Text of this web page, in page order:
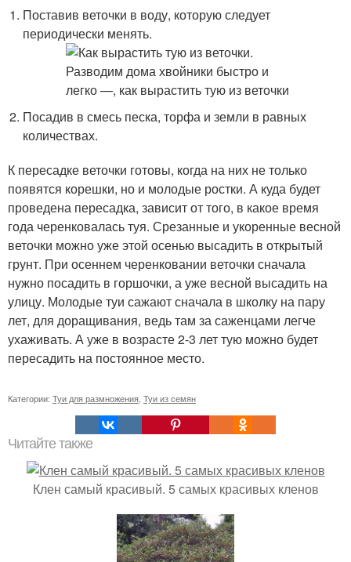
Поставив веточки в воду, которую следует
периодически менять.
Посадив в смесь песка, торфа и земли в равных
количествах.
К пересадке веточки готовы, когда на них не только
появятся корешки, но и молодые ростки. А куда будет
проведена пересадка, зависит от того, в какое время
года черенковалась туя. Срезанные и укоренные весной
веточки можно уже этой осенью высадить в открытый
грунт. При осеннем черенковании веточки сначала
нужно посадить в горшочки, а уже весной высадить на
улицу. Молодые туи сажают сначала в школку на пару
лет, для доращивания, ведь там за саженцами легче
ухаживать. А уже в возрасте 2-3 лет тую можно будет
пересадить на постоянное место.
Категории: Туи для размножения Туи из семян
Читайте также
Клен самый красивый. 5 самых красивых кленов